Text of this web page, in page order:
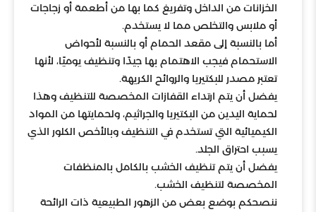
الخزانات من الداخل وتفريغ كما بها من أطعمة أو زجاجات
أو ملابس والتخلص مما لا يستخدم.
أما بالنسبة إلى مقعد الحمام أو بالنسبة لأحواض
الاستحمام فيجب الاهتمام بها جيدًا وتنظيف يوميًا، لأنها
تعتبر مصدر للبكتيريا والروائح الكريهة.
يفضل أن يتم ارتداء القفازات المخصصة للتنظيف وهذا
لحماية اليدين من البكتيريا والجراثيم، ولحمايتها من المواد
الكيميائية التي تستخدم في التنظيف وبالأخص الكلور الذي
يسبب احتراق الجلد.
يفضل أن يتم تنظيف الخشب بالكامل بالمنظفات
المخصصة لتنظيف الخشب.
ننصحكم بوضع بعض من الزهور الطبيعية ذات الرائحة